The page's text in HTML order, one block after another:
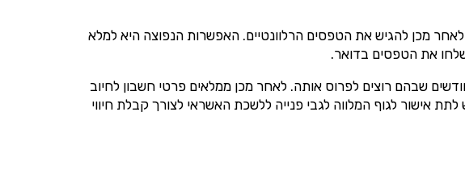
מכן להגיש את הטפסים הרלוונטיים. האפשרות הנפוצה היא למלא
את הטפסים בדואר.
שבהם רוצים לפרוס אותה. לאחר מכן ממלאים פרטי חשבון לחיוב
אישור לגוף המלווה לגבי פנייה ללשכת האשראי לצורך קבלת חיווי